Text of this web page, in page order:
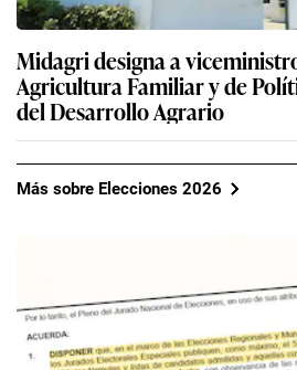
Midagri designa a
Agricultura Familiar y de
del Desarrollo Agrario
Más sobre Elecciones 2026